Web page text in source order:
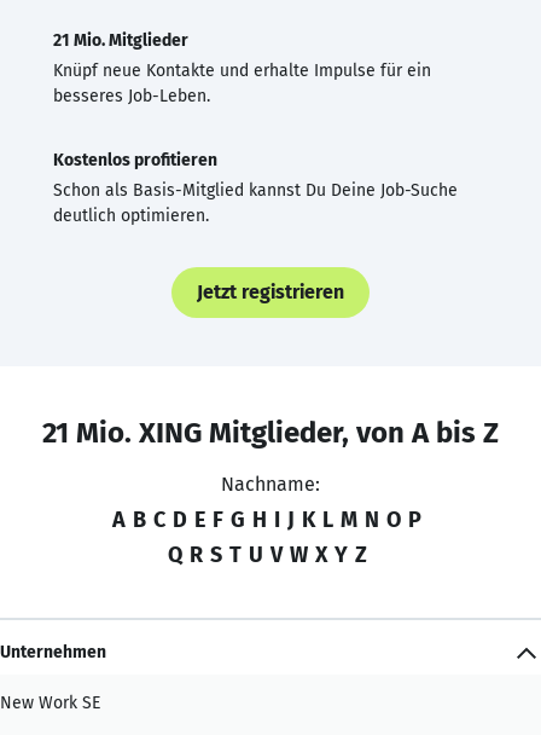
21 Mio. Mitglieder
Knüpf neue Kontakte und erhalte Impulse für ein
besseres Job-Leben.
Kostenlos profitieren
Schon als Basis-Mitglied kannst Du Deine Job-Suche
deutlich optimieren.
Jetzt registrieren
21 Mio. XING Mitglieder, von A bis Z
Nachname:
A B C D E F G H I J K L M N O P
Q R S T U V W X Y Z
Unternehmen
New Work SE